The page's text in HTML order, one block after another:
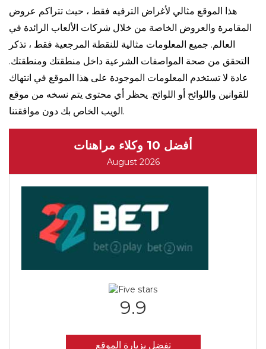
هذا الموقع مثالي لأغراض الترفيه فقط ، حيث تتراكم عروض
المقامرة والعروض الخاصة من خلال شركات الألعاب الرائدة في
العالم. جميع المعلومات مثالية للنقطة المرجعية فقط ، تذكر
التحقق من صحة المواصفات الشرعية داخل منطقتك ومنطقتك.
عادة لا تستخدم المعلومات الموجودة على هذا الموقع في انتهاك
للقوانين واللوائح أو اللوائح. يحظر أي محتوى يتم نسخه من موقع
الويب الخاص بك دون موافقتنا.
أفضل 10 وكلاء مراهنات
August 2026
9.9
تفضل بزيارة الموقع